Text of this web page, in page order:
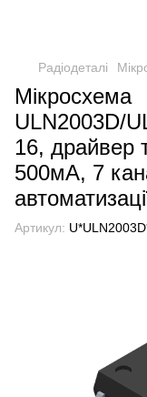
Радіодеталі
Мікросхема
ULN2003D/
16, драйвер
500мА, 7
Артикул: